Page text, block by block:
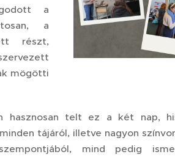
a
a
részt,
mögötti
hasznosan telt ez a két nap,
tájáról, illetve nagyon
mind pedig